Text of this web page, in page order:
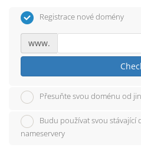
Registrace nové domény
www.
Přesuňte svou doménu od
Budu používat svou stávající
nameservery